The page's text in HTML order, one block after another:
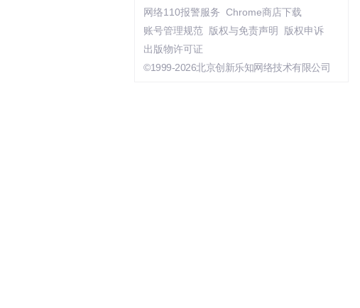
网络110报警服务 Chrome商店下载
账号管理规范
版权与免责声明
版权申诉
出版物许可证
©1999-2026北京创新乐知网络技术有限公司